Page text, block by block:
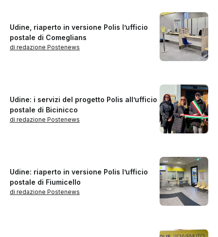
Udine, riaperto in versione Polis l’ufficio
postale di Comeglians
di redazione Postenews
Udine: i servizi del progetto Polis all’ufficio
postale di Bicinicco
di redazione Postenews
Udine: riaperto in versione Polis l’ufficio
postale di Fiumicello
di redazione Postenews